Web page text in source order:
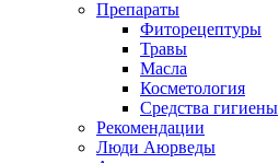
Препараты
Фиторецептуры
Травы
Масла
Косметология
Средства гигиены
Рекомендации
Люди Аюрведы